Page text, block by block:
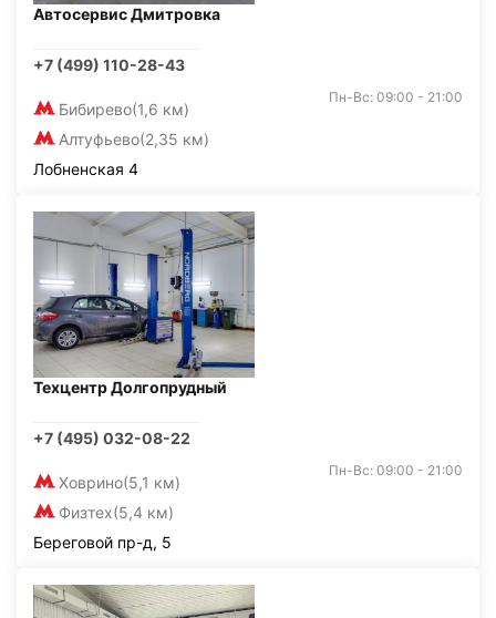
Автосервис Дмитровка
+7 (499) 110-28-43
Бибирево(1,6 км)
Алтуфьево(2,35 км)
Пн-Вс: 09:00 - 21:00
Лобненская 4
Техцентр Долгопрудный
+7 (495) 032-08-22
Ховрино(5,1 км)
Физтех(5,4 км)
Пн-Вс: 09:00 - 21:00
Береговой пр-д, 5